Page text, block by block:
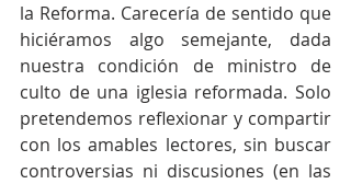
la Reforma. Carecería de sentido que
hiciéramos algo semejante, dada
nuestra condición de ministro de
culto de una iglesia reformada. Solo
pretendemos reflexionar y compartir
con los amables lectores, sin buscar
controversias ni discusiones (en las